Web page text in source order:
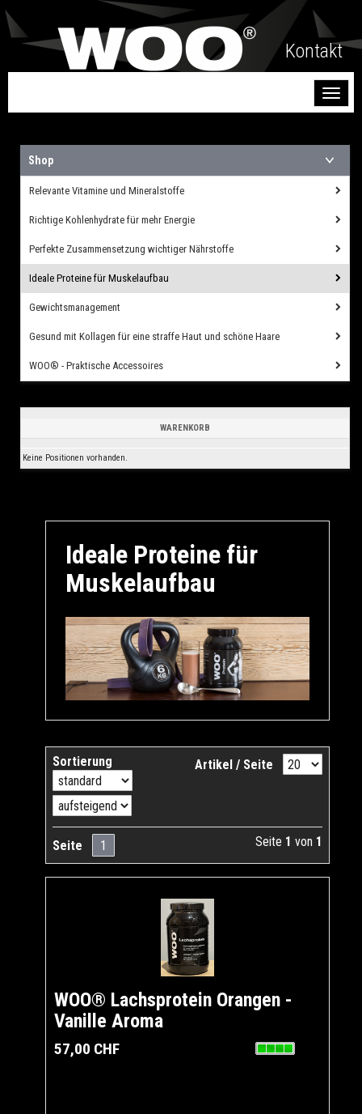
Kontakt
Shop
Relevante Vitamine und Mineralstoffe
Richtige Kohlenhydrate für mehr Energie
Perfekte Zusammensetzung wichtiger Nährstoffe
Ideale Proteine für Muskelaufbau
Gewichtsmanagement
Gesund mit Kollagen für eine straffe Haut und schöne Haare
WOO® - Praktische Accessoires
WARENKORB
Keine Positionen vorhanden.
Ideale Proteine für
Muskelaufbau
Sortierung Artikel / Seite
Seite 1 Seite 1 von 1
WOO® Lachsprotein Orangen -
Vanille Aroma
57,00 CHF